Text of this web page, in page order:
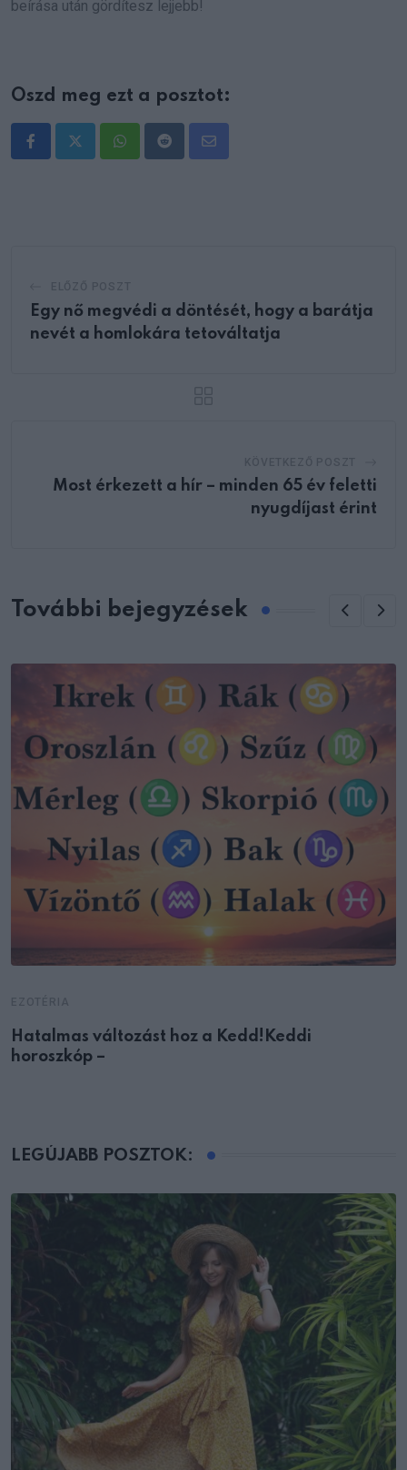
beírása után gördítesz lejjebb!
Oszd meg ezt a posztot:
WhatsappRedditShare
Egy nő megvédi a döntését, hogy a barátja
nevét a homlokára tetováltatja
Most érkezett a hír – minden 65 év feletti
nyugdíjast érint
További bejegyzések
Hatalmas változást hoz a Kedd!Keddi
horoszkóp –
LEGÚJABB POSZTOK: